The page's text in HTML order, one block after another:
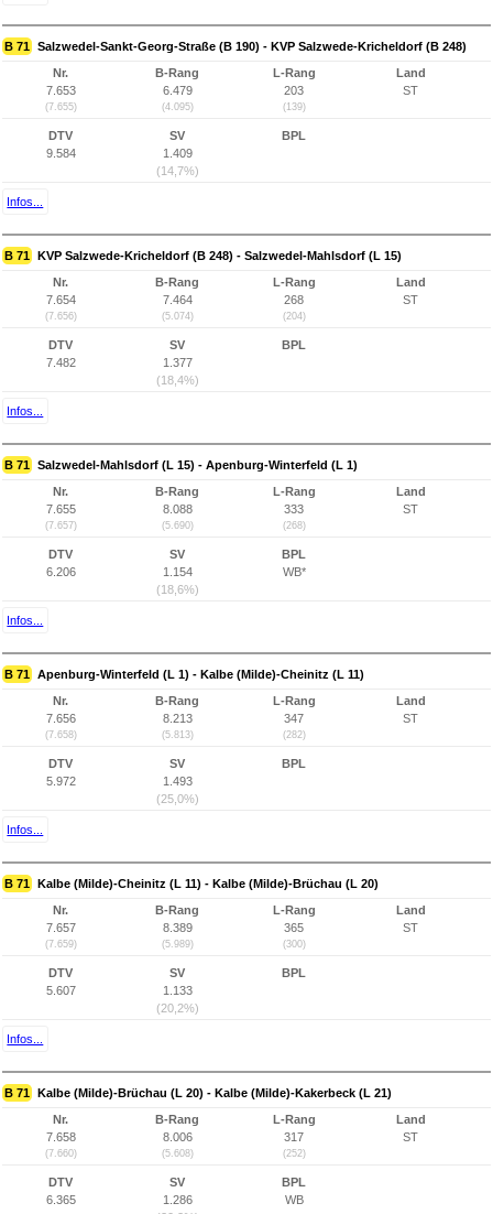
B 71 Salzwedel-Sankt-Georg-Straße (B 190) - KVP Salzwede-Kricheldorf (B 248)
Nr.
7.653
(7.655)
B-Rang
6.479
(4.095)
L-Rang
203
(139)
Land
ST
DTV
9.584
SV
1.409
(14,7%)
BPL
Infos...
B 71 KVP Salzwede-Kricheldorf (B 248) - Salzwedel-Mahlsdorf (L 15)
Nr.
7.654
(7.656)
B-Rang
7.464
(5.074)
L-Rang
268
(204)
Land
ST
DTV
7.482
SV
1.377
(18,4%)
BPL
Infos...
B 71 Salzwedel-Mahlsdorf (L 15) - Apenburg-Winterfeld (L 1)
Nr.
7.655
(7.657)
B-Rang
8.088
(5.690)
L-Rang
333
(268)
Land
ST
DTV
6.206
SV
1.154
(18,6%)
BPL
WB*
Infos...
B 71 Apenburg-Winterfeld (L 1) - Kalbe (Milde)-Cheinitz (L 11)
Nr.
7.656
(7.658)
B-Rang
8.213
(5.813)
L-Rang
347
(282)
Land
ST
DTV
5.972
SV
1.493
(25,0%)
BPL
Infos...
B 71 Kalbe (Milde)-Cheinitz (L 11) - Kalbe (Milde)-Brüchau (L 20)
Nr.
7.657
(7.659)
B-Rang
8.389
(5.989)
L-Rang
365
(300)
Land
ST
DTV
5.607
SV
1.133
(20,2%)
BPL
Infos...
B 71 Kalbe (Milde)-Brüchau (L 20) - Kalbe (Milde)-Kakerbeck (L 21)
Nr.
7.658
(7.660)
B-Rang
8.006
(5.608)
L-Rang
317
(252)
Land
ST
DTV
6.365
SV
1.286
BPL
WB